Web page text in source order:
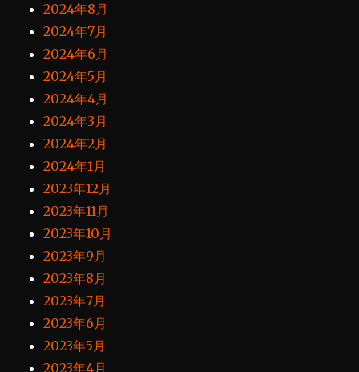
2024年8月
2024年7月
2024年6月
2024年5月
2024年4月
2024年3月
2024年2月
2024年1月
2023年12月
2023年11月
2023年10月
2023年9月
2023年8月
2023年7月
2023年6月
2023年5月
2023年4月